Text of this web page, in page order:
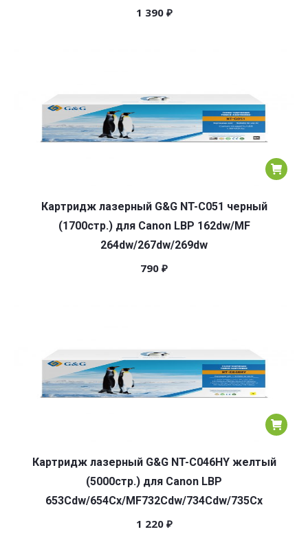
1 390 ₽
Картридж лазерный G&G NT-C051 черный
(1700стр.) для Canon LBP 162dw/MF
264dw/267dw/269dw
790 ₽
Картридж лазерный G&G NT-C046HY желтый
(5000стр.) для Canon LBP
653Cdw/654Cx/MF732Cdw/734Cdw/735Cx
1 220 ₽